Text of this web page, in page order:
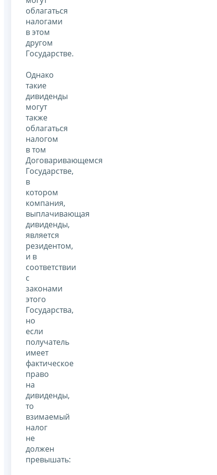
облагаться
налогами
в этом
другом
Государстве.
Однако
такие
дивиденды
могут
также
облагаться
налогом
в том
Договаривающемся
Государстве,
в
котором
компания,
выплачивающая
дивиденды,
является
резидентом,
и в
соответствии
с
законами
этого
Государства,
но
если
получатель
имеет
фактическое
право
на
дивиденды,
то
взимаемый
налог
не
должен
превышать: